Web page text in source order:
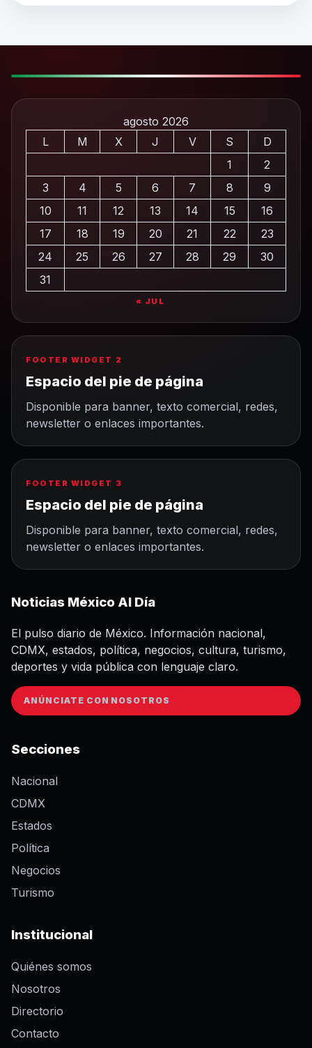
agosto 2026
L
M X J V S
D
1
2
3
4 5 6 7 8
9
10
11 12 13 14 15
16
17
18 19 20 21 22
23
24
25 26 27 28 29
30
31
« JUL
FOOTER WIDGET 2
Espacio del pie de página
Disponible para banner, texto comercial, redes,
newsletter o enlaces importantes.
FOOTER WIDGET 3
Espacio del pie de página
Disponible para banner, texto comercial, redes,
newsletter o enlaces importantes.
Noticias México Al Día
El pulso diario de México. Información nacional,
CDMX, estados, política, negocios, cultura, turismo,
deportes y vida pública con lenguaje claro.
ANÚNCIATE CON NOSOTROS
Secciones
Nacional
CDMX
Estados
Política
Negocios
Turismo
Institucional
Quiénes somos
Nosotros
Directorio
Contacto